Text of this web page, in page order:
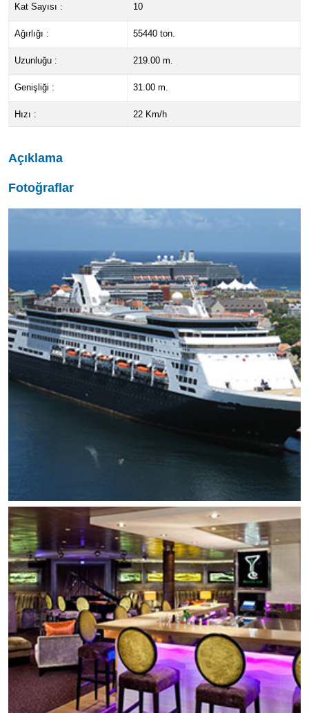
Kat Sayısı : 10
Ağırlığı : 55440 ton.
Uzunluğu : 219.00 m.
Genişliği : 31.00 m.
Hızı : 22 Km/h
Açıklama
Fotoğraflar